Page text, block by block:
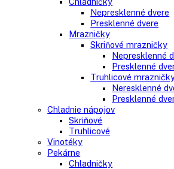
Side-By-Side chladničky
Kombinované chladničky
mraziak dole
mraziak hore
Stolové mrazničky
Skriňové mrazničky
Truhlicové mrazničky
Voľne stojace chladničky
Klasické chladničky
Stolové chladničky
Americké chladničky
Chladnička na víno
Humidory